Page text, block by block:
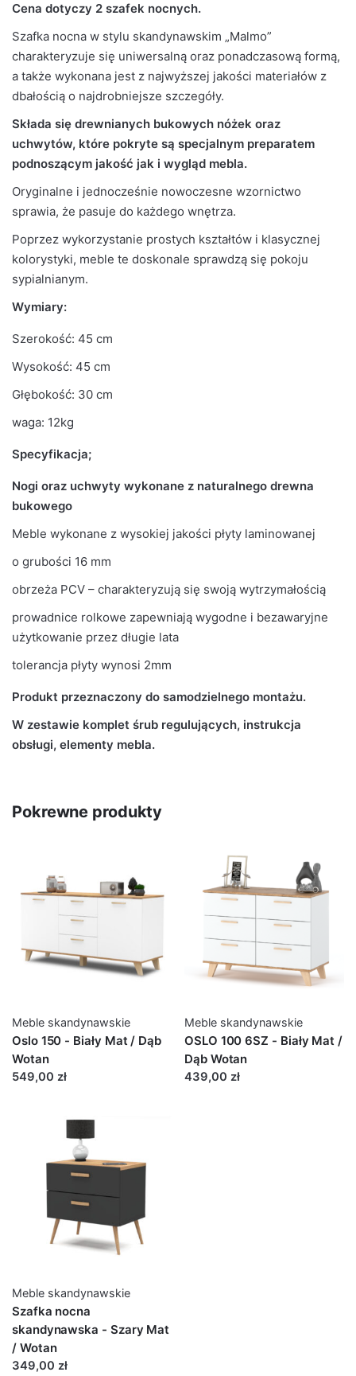
Cena dotyczy 2 szafek nocnych.
Szafka nocna w stylu skandynawskim „Malmo”
charakteryzuje się uniwersalną oraz ponadczasową formą,
a także wykonana jest z najwyższej jakości materiałów z
dbałością o najdrobniejsze szczegóły.
Składa się drewnianych bukowych nóżek oraz
uchwytów, które pokryte są specjalnym preparatem
podnoszącym jakość jak i wygląd mebla.
Oryginalne i jednocześnie nowoczesne wzornictwo
sprawia, że pasuje do każdego wnętrza.
Poprzez wykorzystanie prostych kształtów i klasycznej
kolorystyki, meble te doskonale sprawdzą się pokoju
sypialnianym.
Wymiary:
Szerokość: 45 cm
Wysokość: 45 cm
Głębokość: 30 cm
waga: 12kg
Specyfikacja;
Nogi oraz uchwyty wykonane z naturalnego drewna
bukowego
Meble wykonane z wysokiej jakości płyty laminowanej
o grubości 16 mm
obrzeża PCV – charakteryzują się swoją wytrzymałością
prowadnice rolkowe zapewniają wygodne i bezawaryjne
użytkowanie przez długie lata
tolerancja płyty wynosi 2mm
Produkt przeznaczony do samodzielnego montażu.
W zestawie komplet śrub regulujących, instrukcja
obsługi, elementy mebla.
Waga 29 kg
Kolor Korpus Szary Mat
Kolor Frontu Szary Mat
Liczba
paczek
3
Grubość
płyty
16mm
Prowadnice Rolkowe
🙁 Nie ma jeszcze opinii o tym produkcie..
Only logged in customers who have purchased this
product may leave a review.
BRAK MODELU 3D
Szafka_nocna_skandynawska
Pokrewne produkty
Meble skandynawskie
Oslo 150 - Biały Mat / Dąb
Wotan
549,00 zł
Meble skandynawskie
OSLO 100 6SZ - Biały Mat /
Dąb Wotan
439,00 zł
Meble skandynawskie
Szafka nocna
skandynawska - Szary Mat
/ Wotan
349,00 zł